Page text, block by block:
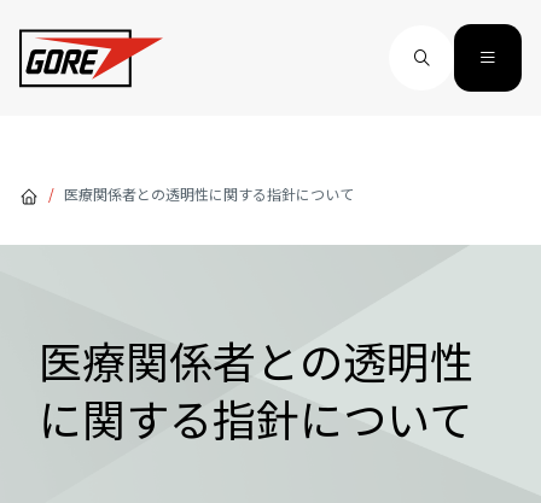
医療関係者との透明性に関する指針について
医療関係者との透明性
に関する指針について